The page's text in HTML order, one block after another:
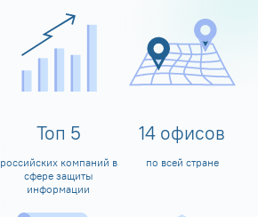
Топ 5
российских компаний в
сфере защиты
информации
14 офисов
по всей стране